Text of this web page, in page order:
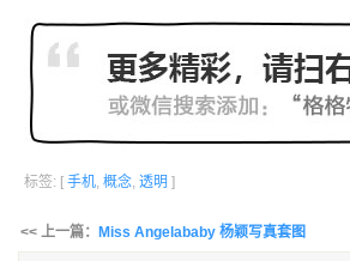
标签: [ 手机, 概念, 透明 ]
<< 上一篇： Miss Angelababy 杨颖写真套图